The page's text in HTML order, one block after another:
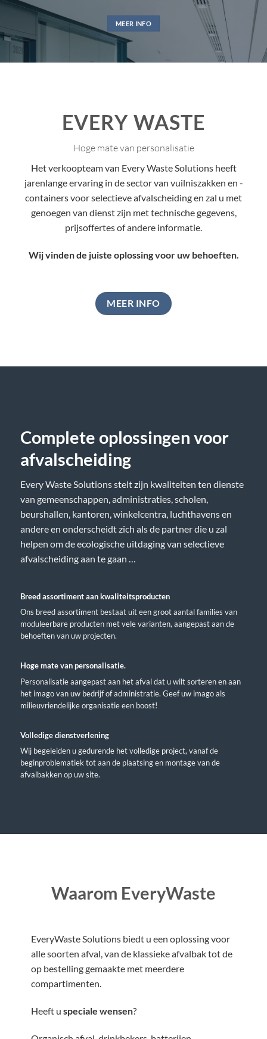
MEER INFO
EVERY WASTE
Hoge mate van personalisatie
Het verkoopteam van Every Waste Solutions heeft
jarenlange ervaring in de sector van vuilniszakken en -
containers voor selectieve afvalscheiding en zal u met
genoegen van dienst zijn met technische gegevens,
prijsoffertes of andere informatie.
Wij vinden de juiste oplossing voor uw behoeften.
MEER INFO
Complete oplossingen voor
afvalscheiding
Every Waste Solutions stelt zijn kwaliteiten ten dienste
van gemeenschappen, administraties, scholen,
beurshallen, kantoren, winkelcentra, luchthavens en
andere en onderscheidt zich als de partner die u zal
helpen om de ecologische uitdaging van selectieve
afvalscheiding aan te gaan …
Breed assortiment aan kwaliteitsproducten
Ons breed assortiment bestaat uit een groot aantal families van
moduleerbare producten met vele varianten, aangepast aan de
behoeften van uw projecten.
Hoge mate van personalisatie.
Personalisatie aangepast aan het afval dat u wilt sorteren en aan
het imago van uw bedrijf of administratie. Geef uw imago als
milieuvriendelijke organisatie een boost!
Volledige dienstverlening
Wij begeleiden u gedurende het volledige project, vanaf de
beginproblematiek tot aan de plaatsing en montage van de
afvalbakken op uw site.
Waarom EveryWaste
EveryWaste Solutions biedt u een oplossing voor
alle soorten afval, van de klassieke afvalbak tot de
op bestelling gemaakte met meerdere
compartimenten.
Heeft uspeciale wensen?